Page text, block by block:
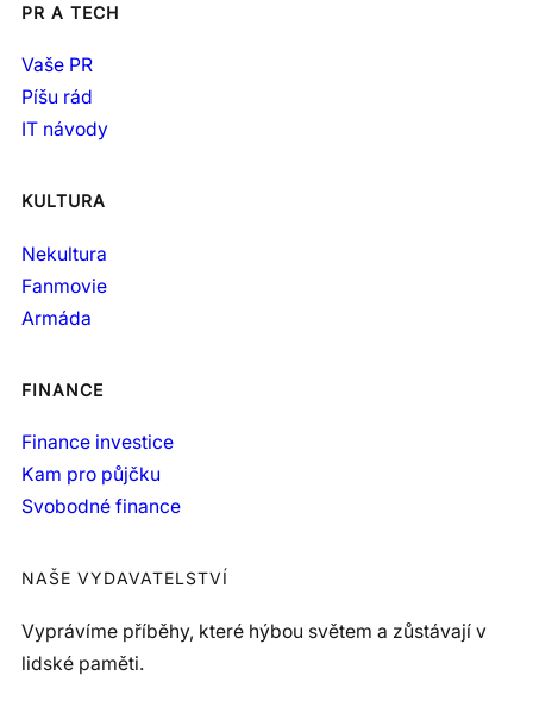
PR A TECH
Vaše PR
Píšu rád
IT návody
KULTURA
Nekultura
Fanmovie
Armáda
FINANCE
Finance investice
Kam pro půjčku
Svobodné finance
NAŠE VYDAVATELSTVÍ
Vyprávíme příběhy, které hýbou světem a zůstávají v
lidské paměti.